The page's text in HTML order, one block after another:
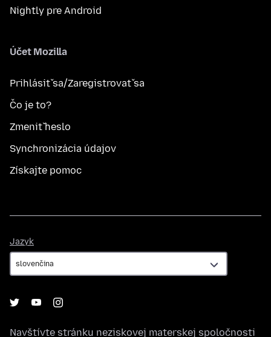
Nightly pre Android
Účet Mozilla
Prihlásiť sa/Zaregistrovať sa
Čo je to?
Zmeniť heslo
Synchronizácia údajov
Získajte pomoc
Jazyk
Navštívte stránku neziskovej materskej spoločnosti